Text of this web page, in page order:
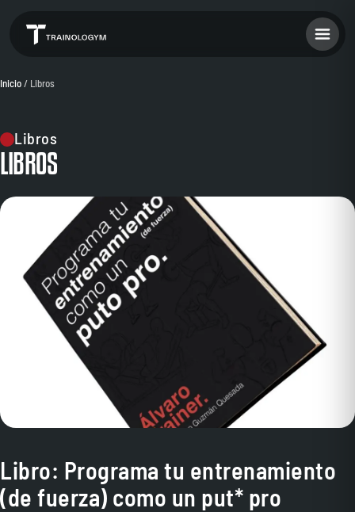
Inicio/ Libros
Libros
LIBROS
Libro: Programa tu entrenamiento
(de fuerza) como un put* pro